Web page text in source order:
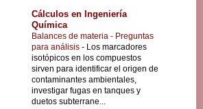
Cálculos en Ingeniería
Química
Balances de materia - Preguntas
para análisis - Los marcadores
isotópicos en los compuestos
sirven para identificar el origen de
contaminantes ambientales,
investigar fugas en tanques y
duetos subterrane...